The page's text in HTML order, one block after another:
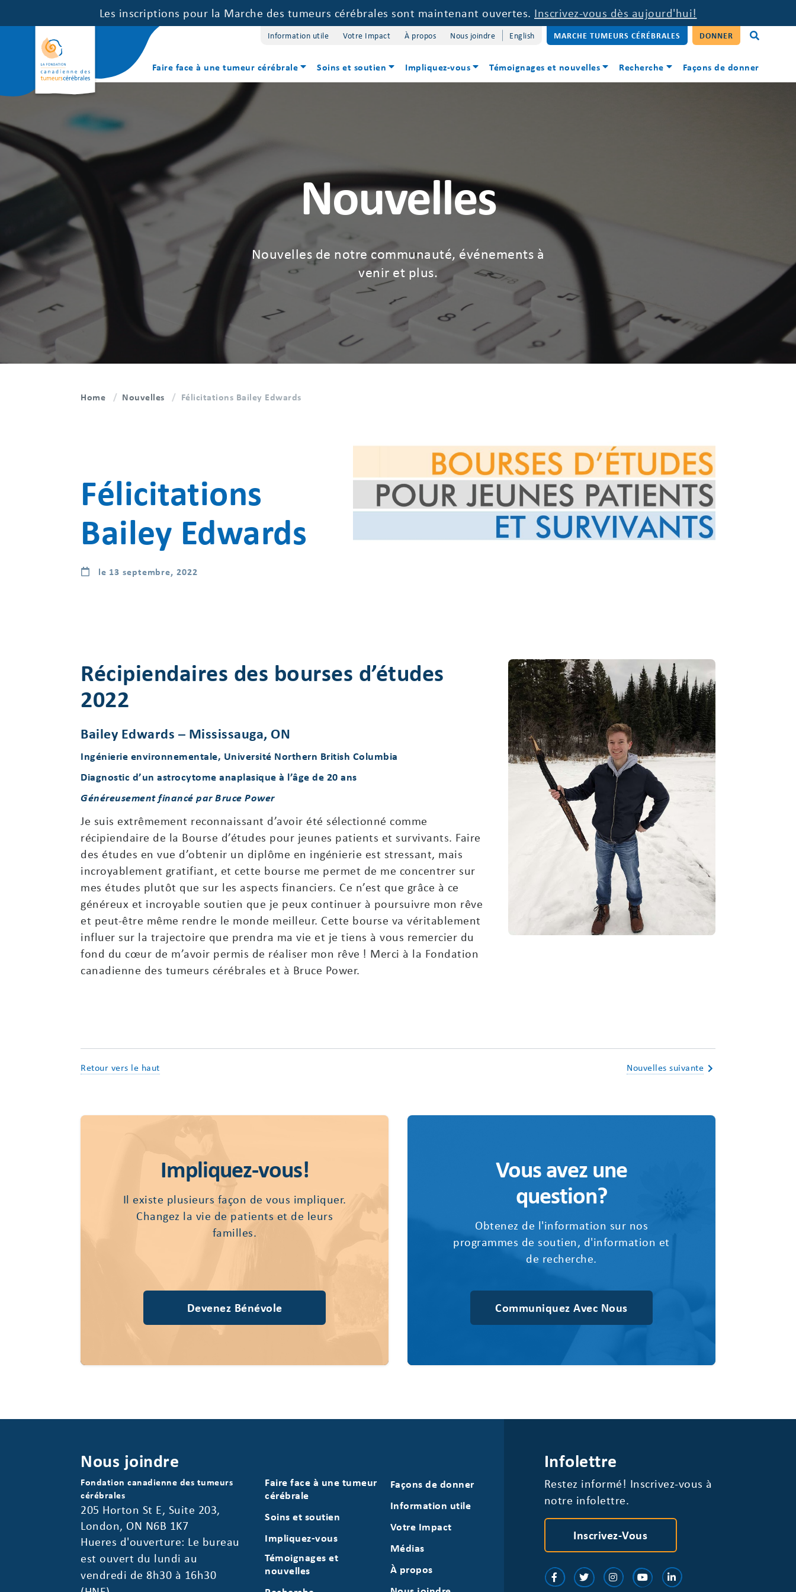
Les inscriptions pour la Marche des tumeurs cérébrales sont maintenant ouvertes. Inscrivez-vous dès aujourd'hui!
Information utile Votre Impact À propos Nous joindre English MARCHE TUMEURS CÉRÉBRALES DONNER
Faire face à une tumeur cérébrale Soins et soutien Impliquez-vous Témoignages et nouvelles Recherche Façons de donner
Nouvelles
Nouvelles de notre communauté, événements à
venir et plus.
Home Nouvelles Félicitations Bailey Edwards
Félicitations
Bailey Edwards
le 13 septembre, 2022
Récipiendaires des bourses d’études
2022
Bailey Edwards – Mississauga, ON
Ingénierie environnementale, Université Northern British Columbia
Diagnostic d’un astrocytome anaplasique à l’âge de 20 ans
Généreusement financé par Bruce Power
Je suis extrêmement reconnaissant d’avoir été sélectionné comme
récipiendaire de la Bourse d’études pour jeunes patients et survivants. Faire
des études en vue d’obtenir un diplôme en ingénierie est stressant, mais
incroyablement gratifiant, et cette bourse me permet de me concentrer sur
mes études plutôt que sur les aspects financiers. Ce n’est que grâce à ce
généreux et incroyable soutien que je peux continuer à poursuivre mon rêve
et peut-être même rendre le monde meilleur. Cette bourse va véritablement
influer sur la trajectoire que prendra ma vie et je tiens à vous remercier du
fond du cœur de m’avoir permis de réaliser mon rêve ! Merci à la Fondation
canadienne des tumeurs cérébrales et à Bruce Power.
Retour vers le haut Nouvelles suivante
Impliquez-vous!
Il existe plusieurs façon de vous impliquer.
Changez la vie de patients et de leurs
familles.
Devenez Bénévole
Vous avez une
question?
Obtenez de l'information sur nos
programmes de soutien, d'information et
de recherche.
Communiquez Avec Nous
Nous joindre
Fondation canadienne des tumeurs
cérébrales
205 Horton St E, Suite 203,
London, ON N6B 1K7
Hueres d'ouverture: Le bureau
est ouvert du lundi au
vendredi de 8h30 à 16h30
Faire face à une tumeur
cérébrale
Soins et soutien
Impliquez-vous
Témoignages et
nouvelles
Façons de donner
Information utile
Votre Impact
Médias
À propos
Infolettre
Restez informé! Inscrivez-vous à
notre infolettre.
Inscrivez-Vous